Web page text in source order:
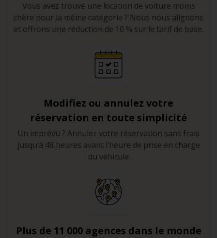
Vous avez trouvé une location de voiture moins
chère pour la même catégorie ? Nous nous alignons
et offrons une réduction de 10 % sur le tarif de base.
Modifiez ou annulez votre
réservation en toute simplicité
Un imprévu ? Annulez votre réservation sans frais
jusqu’à 48 heures avant l’heure de prise en charge
du véhicule
Plus de 11 000 agences dans le monde